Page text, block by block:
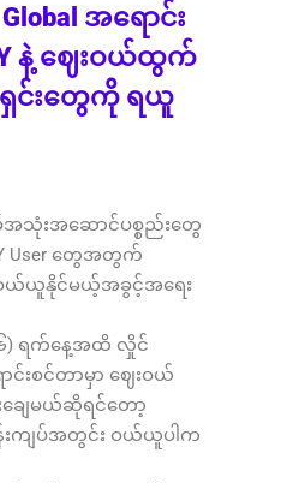
အရောင်း
နဲ့ ဈေးဝယ်ထွက်
ရှင်းတွေကို ရယူ
သုံးအဆောင်ပစ္စည်းတွေ
User တွေအတွက်
ဝယ်ယူနိုင်မယ့်အခွင့်အရေး
) ရက်နေ့အထိ လှိုင်
င်းစင်တာမှာ ဈေးဝယ်
းချေမယ်ဆိုရင်တော့
းကျပ်အတွင်း ဝယ်ယူပါက